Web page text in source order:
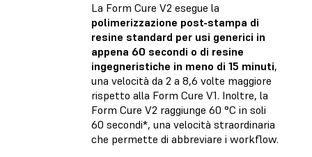
La Form Cure V2 esegue la
polimerizzazione post-stampa di
resine standard per usi generici in
appena 60 secondi o di resine
ingegneristiche in meno di 15 minuti,
una velocità da 2 a 8,6 volte maggiore
rispetto alla Form Cure V1. Inoltre, la
Form Cure V2 raggiunge 60 °C in soli
60 secondi*, una velocità straordinaria
che permette di abbreviare i workflow.